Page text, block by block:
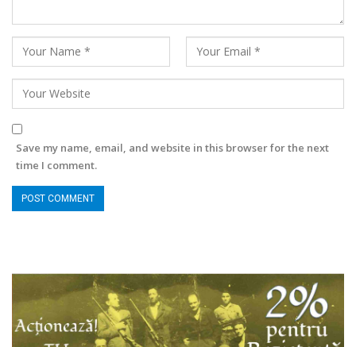
Save my name, email, and website in this browser for the next
time I comment.